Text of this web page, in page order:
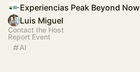
Experiencias Peak Beyond Now
Luis Miguel
Contact the Host
Report Event
AI